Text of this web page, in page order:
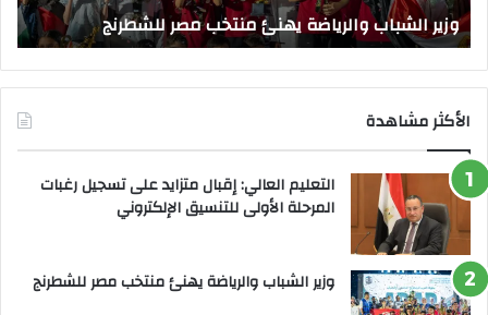
وزير الشباب والرياضة يهنئ منتخب مصر للشطرنج
الأكثر مشاهدة
التعليم العالي: إقبال متزايد على تسجيل رغبات
المرحلة الأولى للتنسيق الإلكتروني
وزير الشباب والرياضة يهنئ منتخب مصر للشطرنج